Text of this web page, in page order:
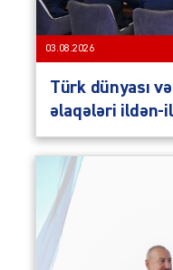
03.08.2026
Türk dünyası
əlaqələri ildən-